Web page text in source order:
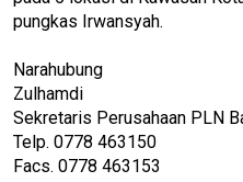
pungkas Irwansyah.
Narahubung
Zulhamdi
Sekretaris Perusahaan PLN
Telp. 0778 463150
Facs. 0778 463153